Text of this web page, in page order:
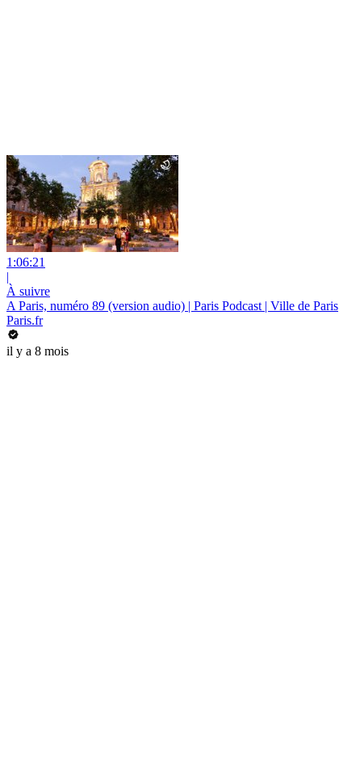
1:06:21
|
À suivre
A Paris, numéro 89 (version audio) | Paris Podcast | Ville de Paris
Paris.fr
il y a 8 mois